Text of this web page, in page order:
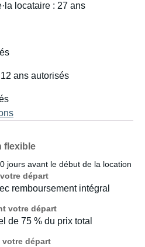
locataire : 27 ans
ans autorisés
flexible
jours avant le début de la location
départ
remboursement intégral
votre départ
de 75 % du prix total
votre départ